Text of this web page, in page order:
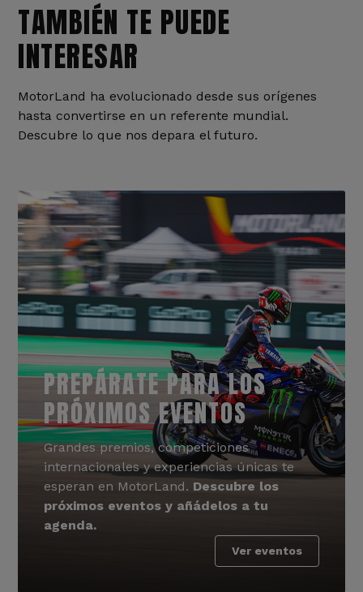
TAMBIÉN TE PUEDE
INTERESAR
MotorLand ha evolucionado desde sus orígenes
hasta convertirse en un referente mundial.
Descubre lo que nos depara el futuro.
PREPÁRATE PARA LOS
PRÓXIMOS EVENTOS
Grandes premios, competiciones
internacionales y experiencias únicas te
esperan en MotorLand. Descubre los
próximos eventos y añádelos a tu
agenda.
Ver eventos